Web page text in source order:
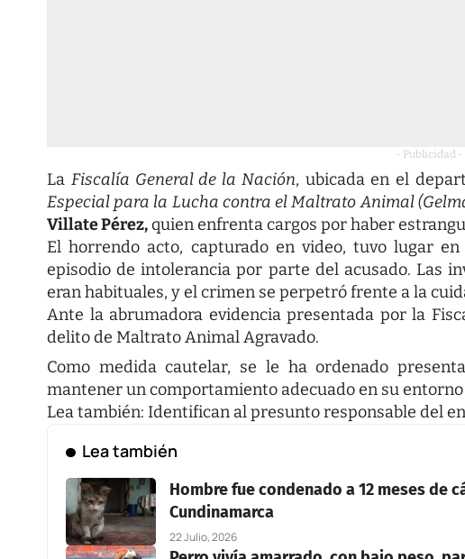
- Publicidad -
La Fiscalía General de la Nación, ubicada en el
Especial para la Lucha contra el Maltrato Animal
Villate Pérez,quien enfrenta cargos por haber
El horrendo acto, capturado en video, tuvo lugar
episodio de intolerancia por parte del acusado. Las
eran habituales, y el crimen se perpetró frente a la
Ante la abrumadora evidencia presentada por la
delito de Maltrato Animal Agravado.
Como medida cautelar, se le ha ordenado
mantener un comportamiento adecuado en su
Lea también: Identifican al presunto responsable del
Lea también
Hombre fue condenado a 12 meses de
Cundinamarca
22 Julio, 2026